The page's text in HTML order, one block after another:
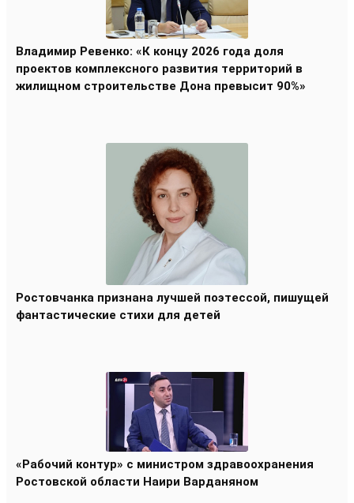
Владимир Ревенко: «К концу 2026 года доля
проектов комплексного развития территорий в
жилищном строительстве Дона превысит 90%»
Ростовчанка признана лучшей поэтессой, пишущей
фантастические стихи для детей
«Рабочий контур» с министром здравоохранения
Ростовской области Наири Варданяном